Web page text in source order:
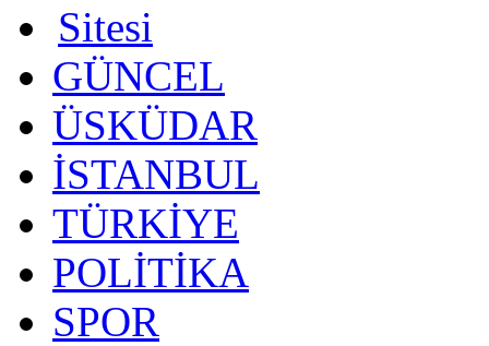
GÜNCEL
ÜSKÜDAR
İSTANBUL
TÜRKİYE
POLİTİKA
SPOR